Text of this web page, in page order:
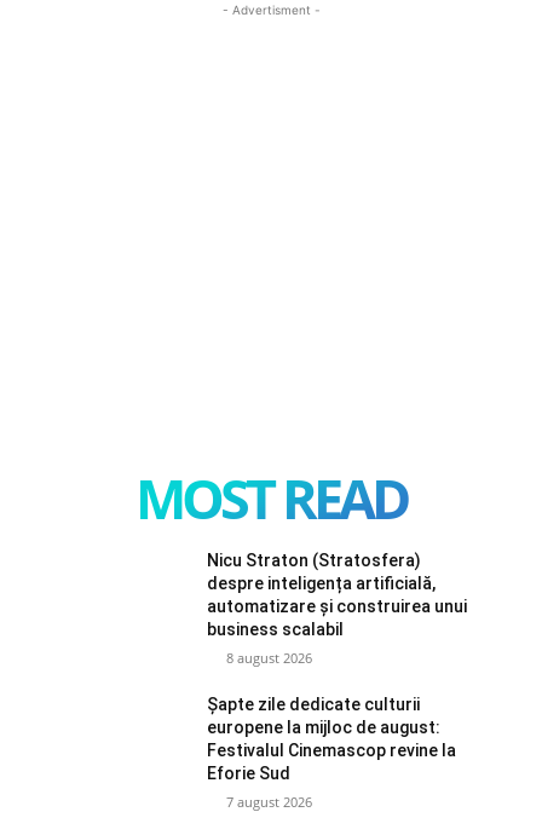
- Advertisment -
MOST READ
Nicu Straton (Stratosfera)
despre inteligența artificială,
automatizare și construirea unui
business scalabil
8 august 2026
Șapte zile dedicate culturii
europene la mijloc de august:
Festivalul Cinemascop revine la
Eforie Sud
7 august 2026